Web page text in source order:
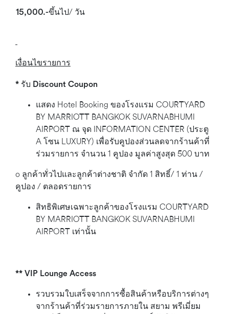
15,000.-ขึ้นไป/ วัน
เงื่อนไขรายการ
* รับ Discount Coupon
แสดง Hotel Booking ของโรงแรม COURTYARD
BY MARRIOTT BANGKOK SUVARNABHUMI
AIRPORT ณ จุด INFORMATION CENTER (ประตู
A โซน LUXURY) เพื่อรับคูปองส่วนลดจากร้านค้าที่
ร่วมรายการ จำนวน 1 คูปอง มูลค่าสูงสุด 500 บาท
o ลูกค้าทั่วไปและลูกค้าต่างชาติ จำกัด 1 สิทธิ์/ 1 ท่าน /
คูปอง / ตลอดรายการ
สิทธิพิเศษเฉพาะลูกค้าของโรงแรม COURTYARD
BY MARRIOTT BANGKOK SUVARNABHUMI
AIRPORT เท่านั้น
** VIP Lounge Access
รวบรวมใบเสร็จจากการซื้อสินค้าหรือบริการต่างๆ
จากร้านค้าที่ร่วมรายการภายใน สยาม พรีเมี่ยม